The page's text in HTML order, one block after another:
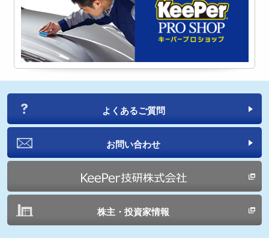
よくあるご質問
お問い合わせ
株主・投資家情報